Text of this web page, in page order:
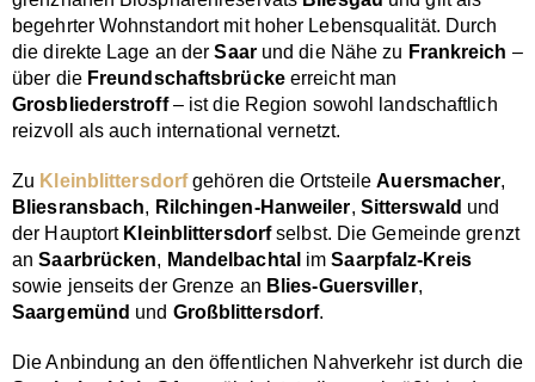
begehrter Wohnstandort mit hoher Lebensqualität. Durch
die direkte Lage an derSaarund die Nähe zu Frankreich –
über die Freundschaftsbrückeerreicht man
Grosbliederstroff– ist die Region sowohl landschaftlich
reizvoll als auch international vernetzt.
Zu Kleinblittersdorfgehören die OrtsteileAuersmacher,
Bliesransbach, Rilchingen-Hanweiler, Sitterswald und
der Hauptort Kleinblittersdorfselbst. Die Gemeinde grenzt
anSaarbrücken, Mandelbachtal imSaarpfalz-Kreis
sowie jenseits der Grenze an Blies-Guersviller,
Saargemünd und Großblittersdorf.
Die Anbindung an den öffentlichen Nahverkehr ist durch die